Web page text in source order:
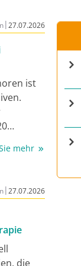
|27.07.2026
ist
In
mehr
|27.07.2026
die